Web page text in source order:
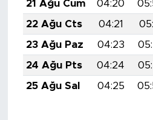
21 Ağu Cum
04:20
22 Ağu Cts
04:21
23 Ağu Paz
04:23
24 Ağu Pts
04:24
25 Ağu Sal
04:25